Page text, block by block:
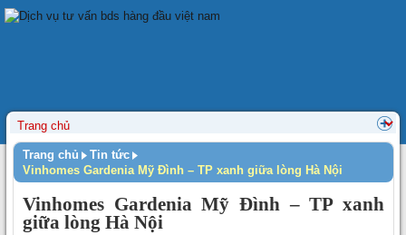
Trang chủ
Tin tức
Vinhomes Gardenia Mỹ Đình – TP xanh giữa lòng Hà Nội
Vinhomes Gardenia Mỹ Đình – TP xanh
giữa lòng Hà Nội